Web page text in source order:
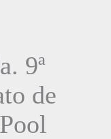
9ª
de